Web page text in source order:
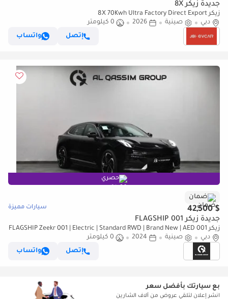
جديدة زيكر 8X
زيكر 8X 70Kwh Ultra Factory Direct Export
دبي
صينية 2026
0 كيلومتر
إتصل
واتساب
حصري
ضمان
$ 42,500 سيارات مميزة
جديدة زيكر 001 FLAGSHIP
زيكر 001 FLAGSHIP Zeekr 001 | Electric | Standard RWD | Brand New | AED
3,150 monthly with 0% Downpayment | 3 Years Wa
دبي صينية 2024
0 كيلومتر
إتصل
واتساب
بع سيارتك بأفضل سعر
انشر إعلان لتلقي عروض من آلاف الشارين